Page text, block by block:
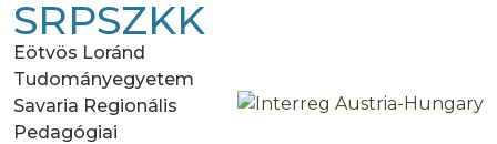
SRPSZKK
Eötvös Loránd
Tudományegyetem
Savaria Regionális
Pedagógiai